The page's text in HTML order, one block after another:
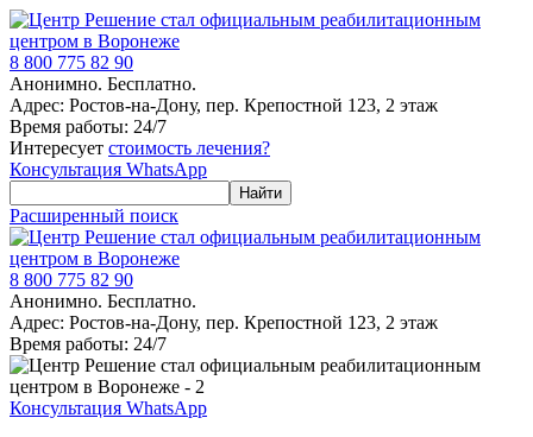
8 800 775 82 90
Анонимно. Бесплатно.
Адрес: Ростов-на-Дону, пер. Крепостной 123, 2 этаж
Время работы: 24/7
Интересует стоимость лечения?
Консультация WhatsApp
Расширенный поиск
8 800 775 82 90
Анонимно. Бесплатно.
Адрес: Ростов-на-Дону, пер. Крепостной 123, 2 этаж
Время работы: 24/7
Консультация WhatsApp